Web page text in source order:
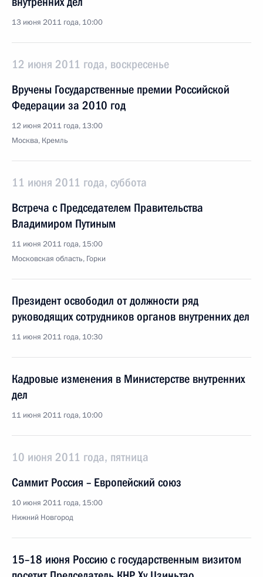
13 июня 2011 года, 10:00
12 июня 2011 года, воскресенье
Вручены Государственные премии Российской
Федерации за 2010 год
12 июня 2011 года, 13:00
Москва, Кремль
11 июня 2011 года, суббота
Встреча с Председателем Правительства
Владимиром Путиным
11 июня 2011 года, 15:00
Московская область, Горки
Президент освободил от должности ряд
руководящих сотрудников органов внутренних дел
11 июня 2011 года, 10:30
Кадровые изменения в Министерстве внутренних
дел
11 июня 2011 года, 10:00
10 июня 2011 года, пятница
Саммит Россия – Европейский союз
10 июня 2011 года, 15:00
Нижний Новгород
15–18 июня Россию с государственным визитом